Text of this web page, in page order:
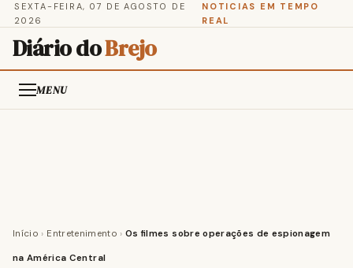
SEXTA-FEIRA, 07 DE AGOSTO DE
2026
NOTICIAS EM TEMPO
REAL
Diário doBrejo
MENU
Início › Entretenimento › Os filmes sobre operações de espionagem
na América Central